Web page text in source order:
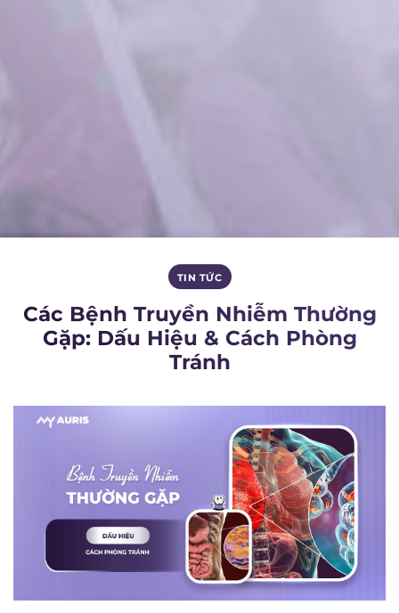
TIN TỨC
Các Bệnh Truyền Nhiễm Thường
Gặp: Dấu Hiệu & Cách Phòng
Tránh